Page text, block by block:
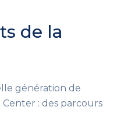
de la
génération de
: des parcours